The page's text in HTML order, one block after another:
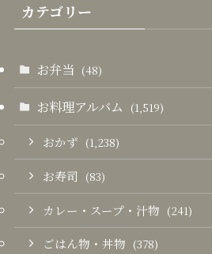
カテゴリー
お弁当 (48)
お料理アルバム (1,519)
おかず (1,238)
お寿司 (83)
カレー・スープ・汁物 (241)
ごはん物・丼物 (378)